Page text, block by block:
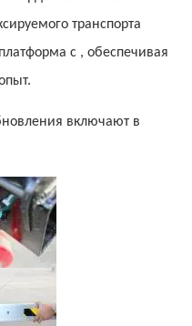
транспорта
с , обеспечивая
включают в